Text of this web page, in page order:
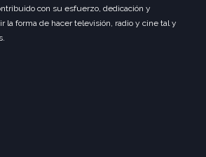
con su esfuerzo, dedicación y
la forma de hacer televisión, radio y cine tal y